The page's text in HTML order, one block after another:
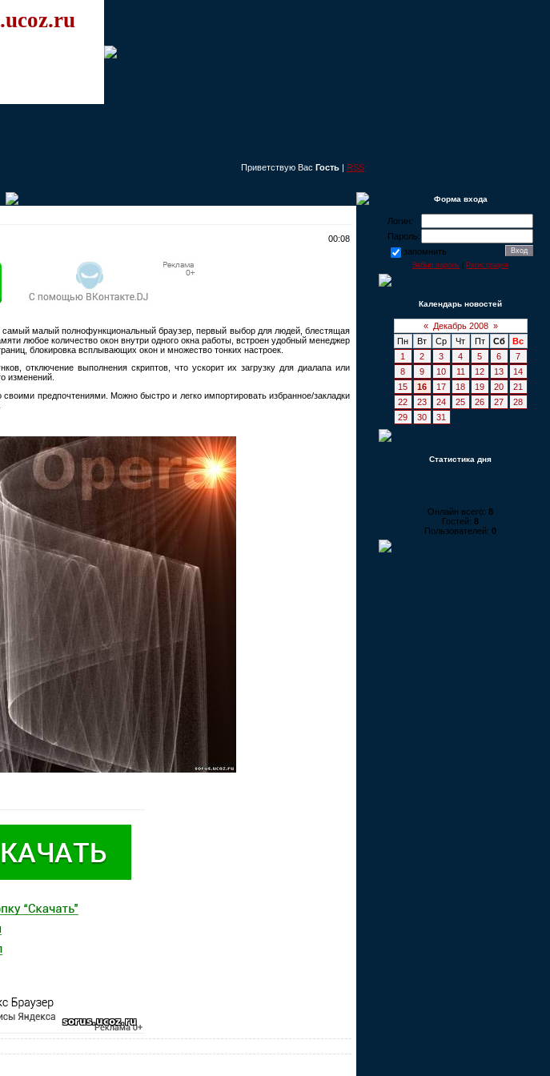
Приветствую Вас Гость | RSS
00:08
малый полнофункциональный браузер, первый выбор для людей, блестящая
любое количество окон внутри одного окна работы, встроен удобный менеджер
блокировка всплывающих окон и множество тонких настроек.
отключение выполнения скриптов, что ускорит их загрузку для диалапа или
изменений.
предпочтениями. Можно быстро и легко импортировать избранное/закладки
Форма входа
Логин:
Пароль:
запомнить
Забыл пароль Регистрация
Календарь новостей
« Декабрь 2008 »
Пн
Вт Ср Чт Пт Сб
Вс
1
2 3 4 5 6
7
8
9 10 11 12 13
14
15
16 17 18 19 20
21
22
23 24 25 26 27
28
29
30 31
Статистика дня
Онлайн всего: 8
Гостей: 8
Пользователей: 0